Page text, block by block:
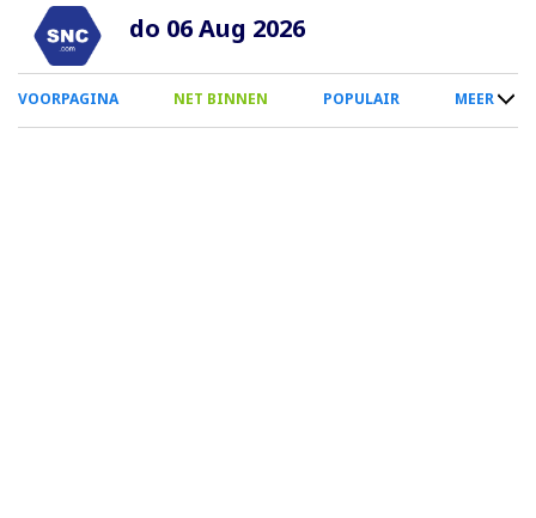
Overslaan
naar
inhoud
do 06 Aug 2026
0
Smartphone
VOORPAGINA NET BINNEN POPULAIR MEER